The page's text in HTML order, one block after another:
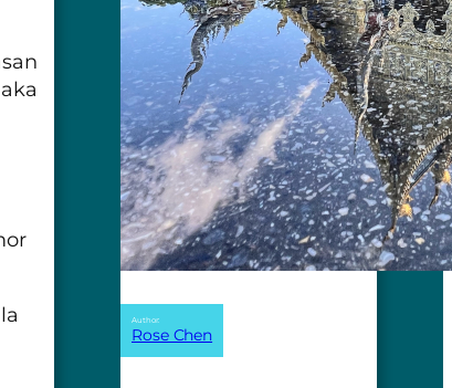
Author:
Rose Chen